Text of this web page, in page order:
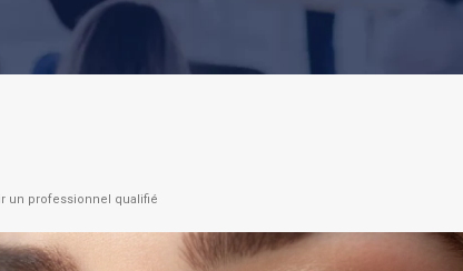
un professionnel qualifié